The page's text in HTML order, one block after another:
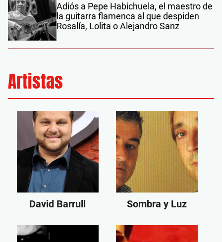
Adiós a Pepe Habichuela, el maestro de
la guitarra flamenca al que despiden
Rosalía, Lolita o Alejandro Sanz
Artistas
David Barrull Sombra y Luz